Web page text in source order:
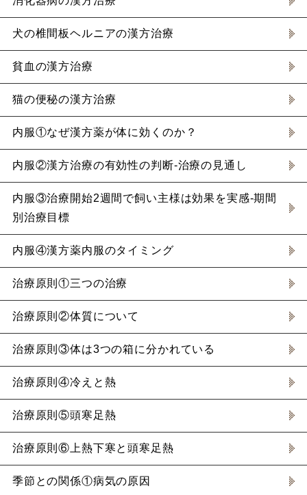
犬の椎間板ヘルニアの漢方治療
貧血の漢方治療
猫の便秘の漢方治療
内服①なぜ漢方薬が体に効くのか？
内服②漢方治療の有効性の判断-治療の見通し
内服③治療開始2週間で飼い主様は効果を実感-期間
別治療目標
内服④漢方薬内服のタイミング
治療原則①三つの治療
治療原則②体質について
治療原則③体は3つの箱に分かれている
治療原則④冷えと熱
治療原則⑤頭寒足熱
治療原則⑥上熱下寒と頭寒足熱
季節との関係①病気の原因